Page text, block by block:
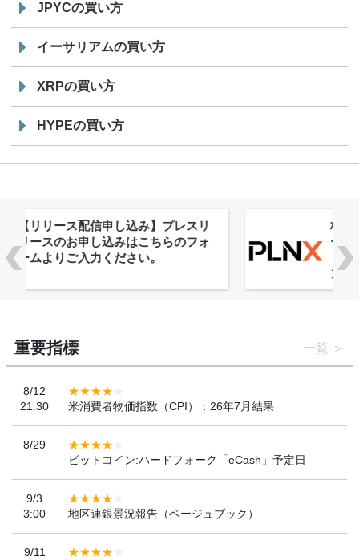
JPYCの買い方
イーサリアムの買い方
XRPの買い方
HYPEの買い方
株式会社PlnX、アジア最大級のグロ
ーバルWeb3カンファレンス
「WebX2026」とのコラボレーショ
重要指標 一覧
8/12
21:30
米消費者物価指数（CPI）：26年7月結果
8/29
ビットコイン:ハードフォーク「eCash」予定日
9/3
3:00
地区連銀景況報告（ベージュブック）
9/11